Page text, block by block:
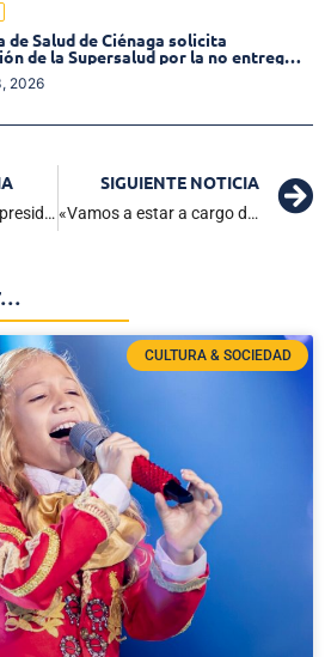
de Salud de Ciénaga solicita
de la Supersalud por la no entrega
en las EPS
2026
Alcalde de Ciénaga presidió Audiencia Pública de Rendición de Cuentas 2025
SIGUIENTE NOTICIA
«Vamos a estar a cargo del país»: Donald Trump sobre el futuro de Venezuela tras la captura de Maduro
CULTURA & SOCIEDAD